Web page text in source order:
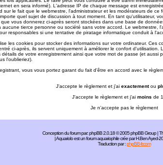
en sera informé). L'adresse IP de chaque message est
sur le fait que le webmestre, l'administrateur et les modérateurs de ce
quel sujet de discussion à tout moment. En tant qu'utilisateur,
que vous donnerez ci-après seront stockées dans une base de
aucune tierce personne ou société sans votre accord. Le webmestre,
responsables si une tentative de piratage informatique conduit à
les cookies pour stocker des informations sur votre ordinateur. Ces
ci-après, ils servent uniquement à améliorer le confort d'utilisation.
détails de votre enregistrement ainsi que votre mot de passe (et
l'oublieriez).
vous vous portez garant du fait d'être en accord avec le
J'accepte le règlement et j'ai exactementou
J'accepte le règlement et j'ai moins de
Je n'accepte pas le règlement
Conception du forum par:phpBB2.0.18 © 2005 phpBB Group |
| Aquariolo est un forum aquariophile crée par H.Ben Ayed-
Traduction par :phpBB-fr.com